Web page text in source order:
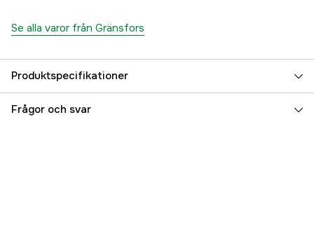
Se alla varor från Gränsfors
Produktspecifikationer
Referensnummer 3000008418
Frågor och svar